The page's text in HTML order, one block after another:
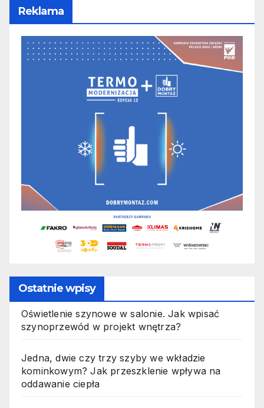
Reklama
Ostatnie wpisy
Oświetlenie szynowe w salonie. Jak wpisać
szynoprzewód w projekt wnętrza?
Jedna, dwie czy trzy szyby we wkładzie
kominkowym? Jak przeszklenie wpływa na
oddawanie ciepła